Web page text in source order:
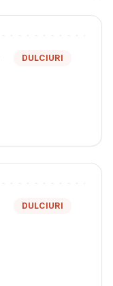
DULCIURI
DULCIURI